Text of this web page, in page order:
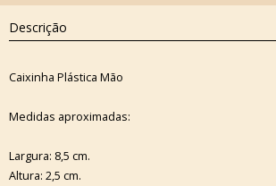
Descrição
Caixinha Plástica Mão
Medidas aproximadas:
Largura: 8,5 cm.
Altura: 2,5 cm.